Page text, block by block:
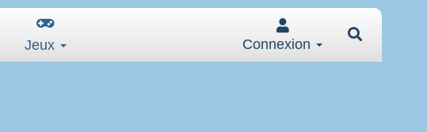
Jeux Connexion